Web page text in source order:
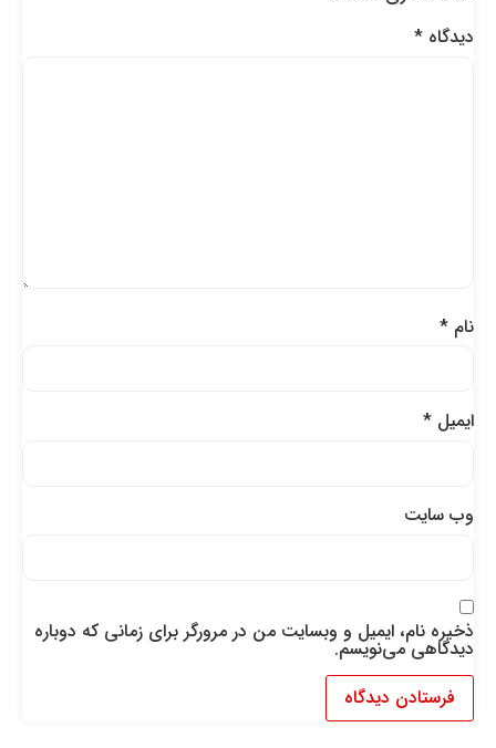
دیدگاه*
نام*
ایمیل*
وب‌ سایت
ذخیره نام، ایمیل و وبسایت من در مرورگر برای زمانی که دوباره
دیدگاهی می‌نویسم.